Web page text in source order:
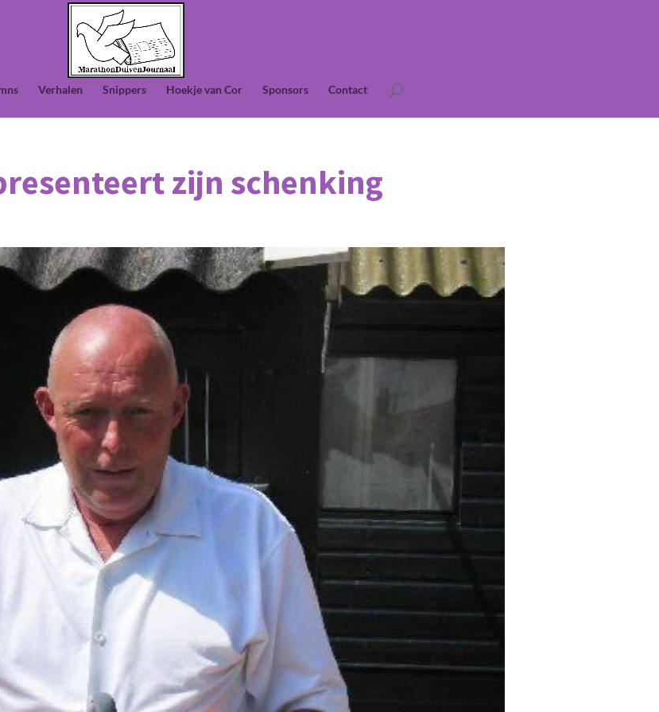
Verhalen Snippers Hoekje van Cor Sponsors Contact
zijn schenking